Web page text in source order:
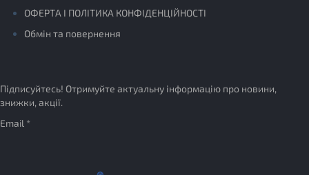
ОФЕРТА І ПОЛІТИКА КОНФІДЕНЦІЙНОСТІ
Обмін та повернення
Підписуйтесь! Отримуйте актуальну інформацію про новини,
знижки, акції.
Email *